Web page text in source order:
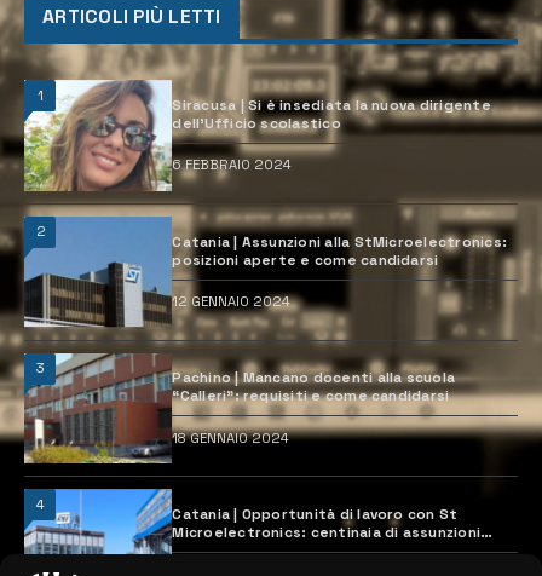
ARTICOLI PIÙ LETTI
1
Siracusa | Si è insediata la nuova dirigente
dell’Ufficio scolastico
6 FEBBRAIO 2024
2
Catania | Assunzioni alla StMicroelectronics:
posizioni aperte e come candidarsi
12 GENNAIO 2024
3
Pachino | Mancano docenti alla scuola
“Calleri”: requisiti e come candidarsi
18 GENNAIO 2024
4
Catania | Opportunità di lavoro con St
Microelectronics: centinaia di assunzioni
previste